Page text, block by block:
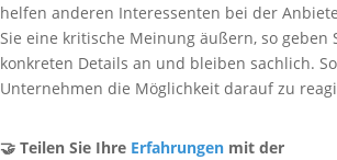
helfen anderen Interessenten bei der
Sie eine kritische Meinung äußern, so geben
konkreten Details an und bleiben sachlich.
Unternehmen die Möglichkeit darauf zu
🤝 Teilen Sie Ihre Erfahrungen mit der